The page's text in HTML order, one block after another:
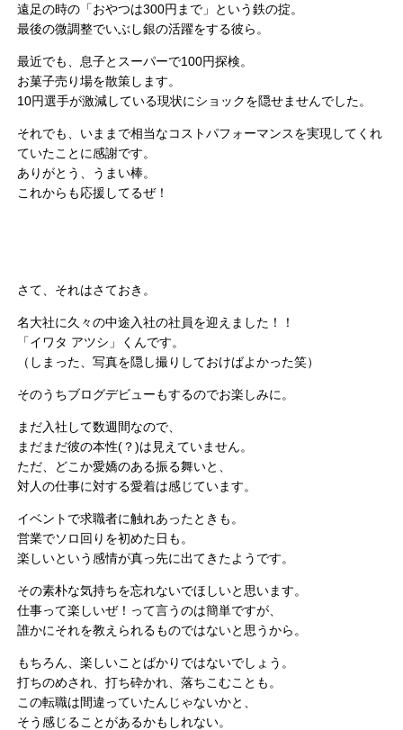
遠足の時の「おやつは300円まで」という鉄の掟。
最後の微調整でいぶし銀の活躍をする彼ら。
最近でも、息子とスーパーで100円探検。
お菓子売り場を散策します。
10円選手が激減している現状にショックを隠せませんでした。
それでも、いままで相当なコストパフォーマンスを実現してくれ
ていたことに感謝です。
ありがとう、うまい棒。
これからも応援してるぜ！
さて、それはさておき。
名大社に久々の中途入社の社員を迎えました！！
「イワタ アツシ」くんです。
（しまった、写真を隠し撮りしておけばよかった笑）
そのうちブログデビューもするのでお楽しみに。
まだ入社して数週間なので、
まだまだ彼の本性(？)は見えていません。
ただ、どこか愛嬌のある振る舞いと、
対人の仕事に対する愛着は感じています。
イベントで求職者に触れあったときも。
営業でソロ回りを初めた日も。
楽しいという感情が真っ先に出てきたようです。
その素朴な気持ちを忘れないでほしいと思います。
仕事って楽しいぜ！って言うのは簡単ですが、
誰かにそれを教えられるものではないと思うから。
もちろん、楽しいことばかりではないでしょう。
打ちのめされ、打ち砕かれ、落ちこむことも。
この転職は間違っていたんじゃないかと、
そう感じることがあるかもしれない。